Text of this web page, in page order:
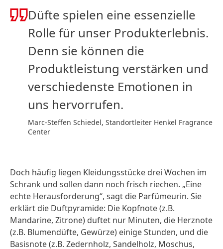
Düfte spielen eine essenzielle
Rolle für unser Produkterlebnis.
Denn sie können die
Produktleistung verstärken und
verschiedenste Emotionen in
uns hervorrufen.
Marc-Steffen Schiedel, Standortleiter Henkel Fragrance
Center
Doch häufig liegen Kleidungsstücke drei Wochen im
Schrank und sollen dann noch frisch riechen. „Eine
echte Herausforderung“, sagt die Parfümeurin. Sie
erklärt die Duftpyramide: Die Kopfnote(z.B.
Mandarine, Zitrone) duftet nur Minuten, die Herznote
(z.B. Blumendüfte, Gewürze) einige Stunden, und die
Basisnote(z.B. Zedernholz, Sandelholz, Moschus,